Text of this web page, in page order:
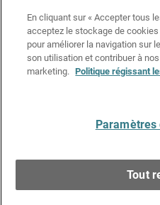
Avis sur les cookies
Politique de confidentialité
Charte Graphique
En cliquant sur « Accepter tous
acceptez le stockage de cookies
pour améliorer la navigation sur
son utilisation et contribuer à
marketing. Politique régissant
Tout